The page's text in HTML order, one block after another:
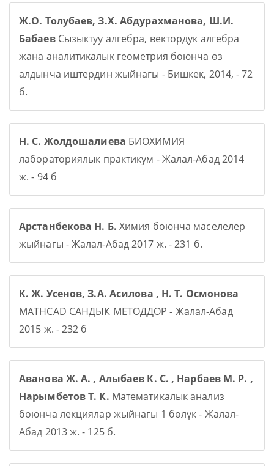
Ж.О. Толубаев, З.Х. Абдурахманова, Ш.И.
БабаевСызыктуу алгебра, вектордук алгебра
жана аналитикалык геометрия боюнча өз
алдынча иштердин жыйнагы - Бишкек, 2014, - 72
б.
Н. С. Жолдошалиева БИОХИМИЯ
лабораториялык практикум - Жалал-Абад 2014
ж. - 94 б
Арстанбекова Н. Б. Химия боюнча маселелер
жыйнагы - Жалал-Абад 2017 ж. - 231 б.
К. Ж. Усенов, З.А. Асилова , Н. Т. Осмонова
MATHCAD САНДЫК МЕТОДДОР - Жалал-Абад
2015 ж. - 232 б
Аванова Ж. А. , Алыбаев К. С. , Нарбаев М. Р. ,
Нарымбетов Т. К. Математикалык анализ
боюнча лекциялар жыйнагы 1 бөлүк - Жалал-
Абад 2013 ж. - 125 б.